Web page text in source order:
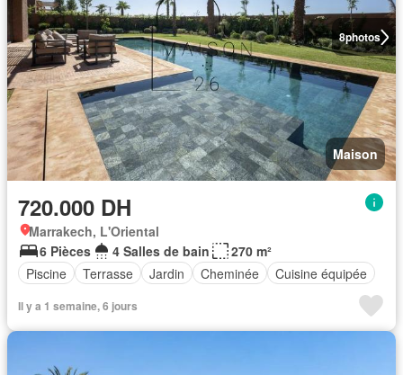
8photos
Maison
720.000 DH
Marrakech, L'Oriental
6 Pièces
4 Salles de bain
270 m²
Piscine
Terrasse Jardin Cheminée Cuisine équipée
Il y a 1 semaine, 6 jours